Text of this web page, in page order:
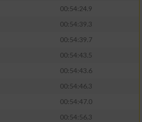
00:54:24.9
00:54:39.3
00:54:39.7
00:54:43.5
00:54:43.6
00:54:46.3
00:54:47.0
00:54:56.3
Daten zur Auswahl
Standortdaten